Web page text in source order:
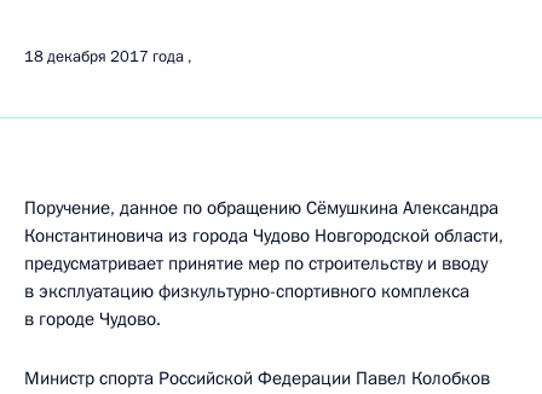
18 декабря 2017 года
Поручение, данное по обращению Сёмушкина Александра
Константиновича из города Чудово Новгородской области,
предусматривает принятие мер по строительству и вводу
в эксплуатацию физкультурно-спортивного комплекса
в городе Чудово.
Министр спорта Российской Федерации Павел Колобков